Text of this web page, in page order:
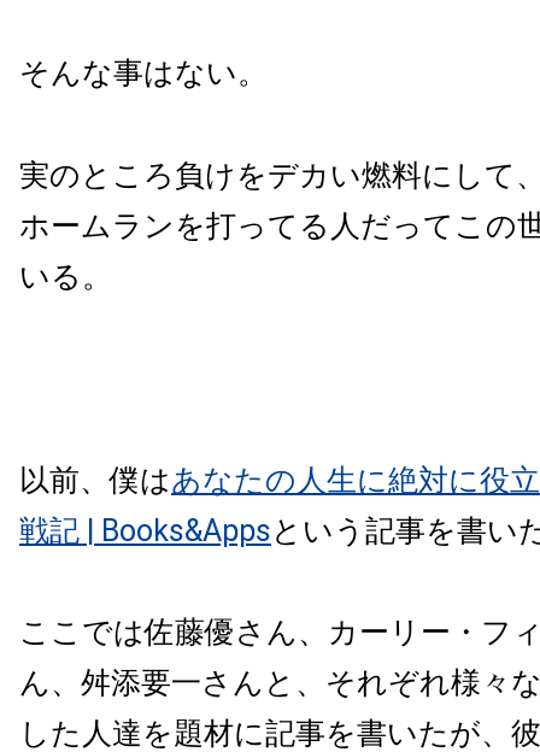
そんな事はない。
実のところ負けをデカい燃料にして
ホームランを打ってる人だってこの
いる。
以前、僕はあなたの人生に絶対に役
戦記 | Books&Appsという記事を書い
ここでは佐藤優さん、カーリー・フ
ん、舛添要一さんと、それぞれ様々
した人達を題材に記事を書いたが、